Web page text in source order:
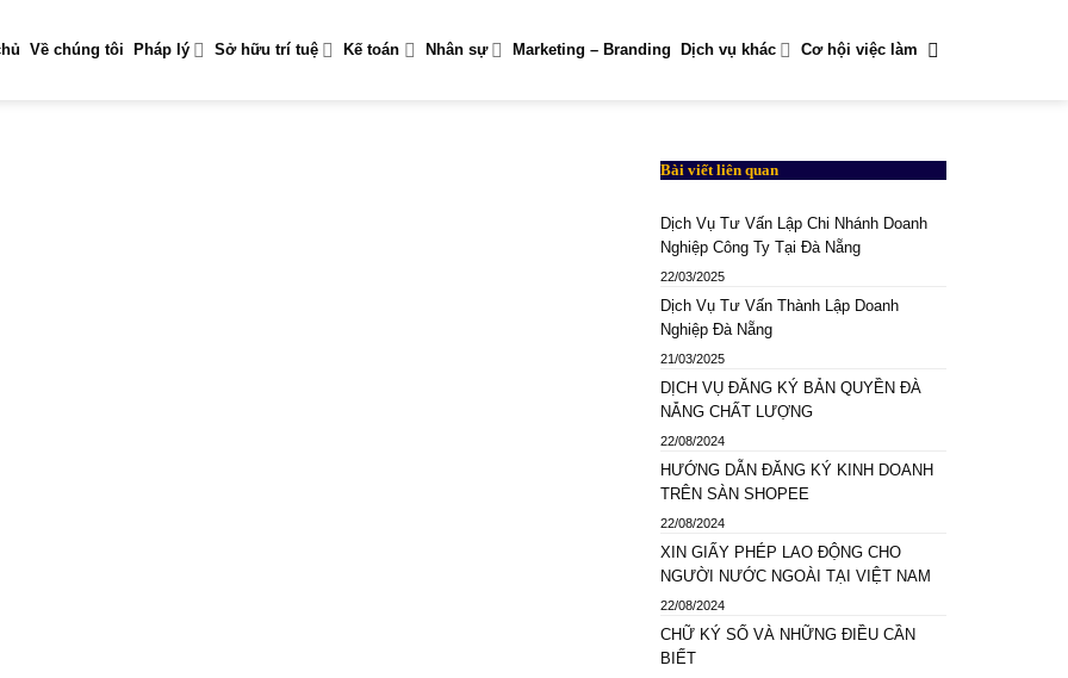
Về chúng tôi Pháp lý Sở hữu trí tuệ Kế toán Nhân sự Marketing – Branding Dịch vụ khác Cơ hội việc làm
Bài viết liên quan
Dịch Vụ Tư Vấn Lập Chi Nhánh Doanh
Nghiệp Công Ty Tại Đà Nẵng
22/03/2025
Dịch Vụ Tư Vấn Thành Lập Doanh
Nghiệp Đà Nẵng
21/03/2025
DỊCH VỤ ĐĂNG KÝ BẢN QUYỀN ĐÀ
NẴNG CHẤT LƯỢNG
22/08/2024
HƯỚNG DẪN ĐĂNG KÝ KINH DOANH
TRÊN SÀN SHOPEE
22/08/2024
XIN GIẤY PHÉP LAO ĐỘNG CHO
NGƯỜI NƯỚC NGOÀI TẠI VIỆT NAM
22/08/2024
CHỮ KÝ SỐ VÀ NHỮNG ĐIỀU CẦN
BIẾT